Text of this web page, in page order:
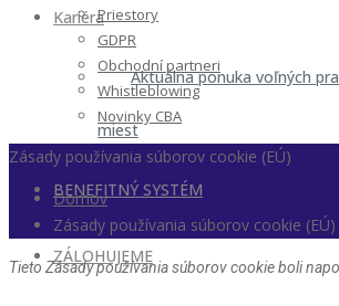
Kariéra
Aktuálna ponuka voľných
miest
BENEFITNÝ SYSTÉM
ZÁLOHUJEME
Priestory
GDPR
Obchodní partneri
Whistleblowing
Novinky CBA
Zásady používania súborov cookie (EÚ)
Domov
Zásady používania súborov cookie (EÚ)
Tieto Zásady používania súborov cookie boli